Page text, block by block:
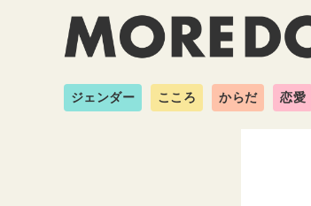
ジェンダー こころ からだ 恋愛